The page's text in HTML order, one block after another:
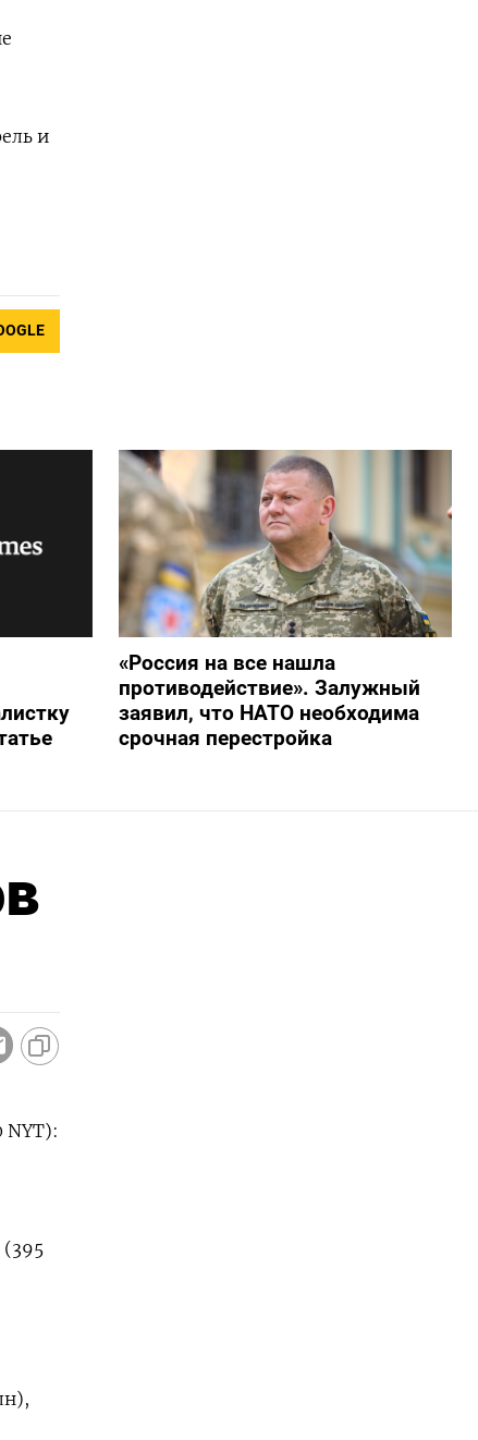
и
«Россия на все нашла
противодействие». Залужный
заявил, что НАТО необходима
срочная перестройка
NYT):
(395